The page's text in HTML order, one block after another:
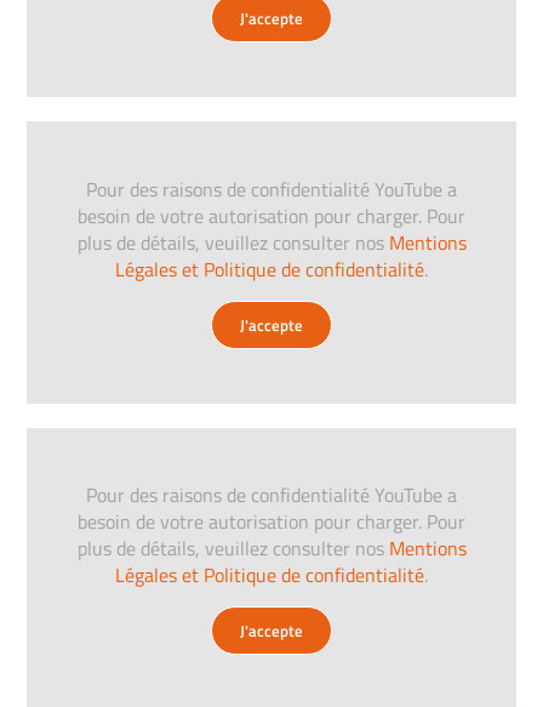
J'accepte
Pour des raisons de confidentialité YouTube a
besoin de votre autorisation pour charger. Pour
plus de détails, veuillez consulter nos Mentions
Légales et Politique de confidentialité.
J'accepte
Pour des raisons de confidentialité YouTube a
besoin de votre autorisation pour charger. Pour
plus de détails, veuillez consulter nos Mentions
Légales et Politique de confidentialité.
J'accepte